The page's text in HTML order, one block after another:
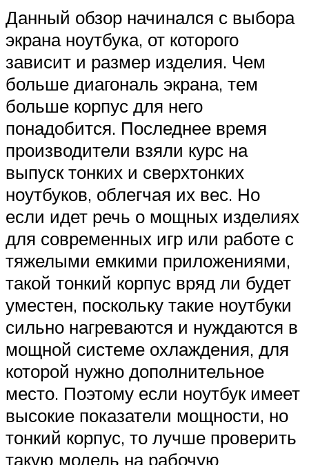
Данный обзор начинался с выбора
экрана ноутбука, от которого
зависит и размер изделия. Чем
больше диагональ экрана, тем
больше корпус для него
понадобится. Последнее время
производители взяли курс на
выпуск тонких и сверхтонких
ноутбуков, облегчая их вес. Но
если идет речь о мощных изделиях
для современных игр или работе с
тяжелыми емкими приложениями,
такой тонкий корпус вряд ли будет
уместен, поскольку такие ноутбуки
сильно нагреваются и нуждаются в
мощной системе охлаждения, для
которой нужно дополнительное
место. Поэтому если ноутбук имеет
высокие показатели мощности, но
тонкий корпус, то лучше проверить
такую модель на рабочую